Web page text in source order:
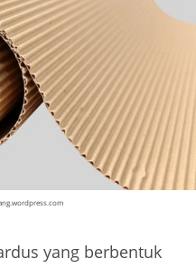
yang berbentuk